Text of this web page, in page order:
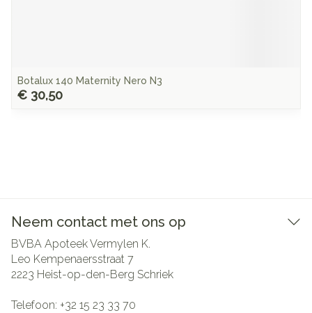
Botalux 140 Maternity Nero N3
€ 30,50
Neem contact met ons op
BVBA Apoteek Vermylen K.
Leo Kempenaersstraat 7
2223 Heist-op-den-Berg Schriek
Telefoon: +32 15 23 33 70